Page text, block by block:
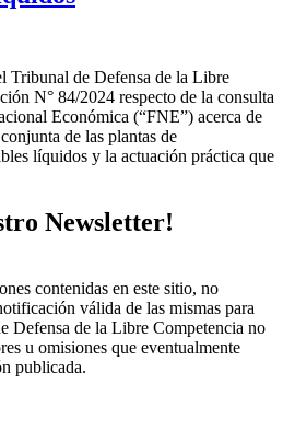
Tribunal de Defensa de la Libre
N° 84/2024 respecto de la consulta
Económica (“FNE”) acerca de
de las plantas de
líquidos y la actuación práctica que
Newsletter!
contenidas en este sitio, no
válida de las mismas para
Defensa de la Libre Competencia no
u omisiones que eventualmente
publicada.